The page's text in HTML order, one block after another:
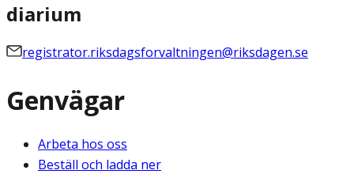
diarium
registrator.riksdagsforvaltningen@riksdagen.se
Genvägar
Arbeta hos oss
Beställ och ladda ner